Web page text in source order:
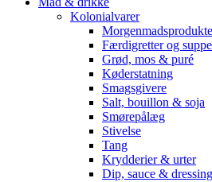
Kolonialvarer
Færdigretter og
Grød, mos & puré
Køderstatning
Smagsgivere
Salt, bouillon & soja
Smørepålæg
Stivelse
Tang
Krydderier & urter
Dip, sauce & dressing